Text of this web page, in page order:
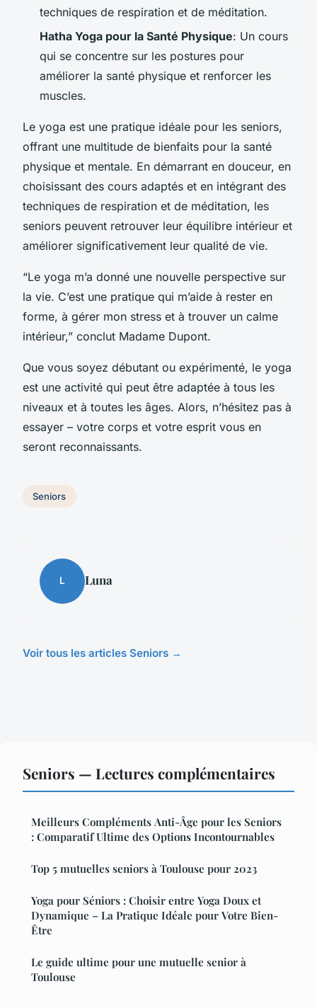
techniques de respiration et de méditation.
Hatha Yoga pour la Santé Physique: Un cours
qui se concentre sur les postures pour
améliorer la santé physique et renforcer les
muscles.
Le yoga est une pratique idéale pour les seniors,
offrant une multitude de bienfaits pour la santé
physique et mentale. En démarrant en douceur, en
choisissant des cours adaptés et en intégrant des
techniques de respiration et de méditation, les
seniors peuvent retrouver leur équilibre intérieur et
améliorer significativement leur qualité de vie.
“Le yoga m’a donné une nouvelle perspective sur
la vie. C’est une pratique qui m’aide à rester en
forme, à gérer mon stress et à trouver un calme
intérieur,” conclut Madame Dupont.
Que vous soyez débutant ou expérimenté, le yoga
est une activité qui peut être adaptée à tous les
niveaux et à toutes les âges. Alors, n’hésitez pas à
essayer – votre corps et votre esprit vous en
seront reconnaissants.
Seniors
L Luna
Voir tous les articles Seniors →
Seniors — Lectures complémentaires
Meilleurs Compléments Anti-Âge pour les Seniors
: Comparatif Ultime des Options Incontournables
Top 5 mutuelles seniors à Toulouse pour 2023
Yoga pour Séniors : Choisir entre Yoga Doux et
Dynamique – La Pratique Idéale pour Votre Bien-
Être
Le guide ultime pour une mutuelle senior à
Toulouse